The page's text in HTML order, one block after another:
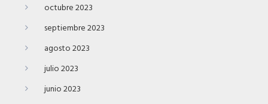
octubre 2023
septiembre 2023
agosto 2023
julio 2023
junio 2023